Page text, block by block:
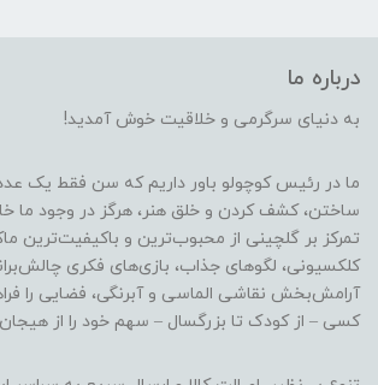
درباره ما
به دنیای سرگرمی و خلاقیت خوش آمدید!
ما در رئیس کوچولو باور داریم که سن فقط یک
ساختن، کشف کردن و خلق هنر، هرگز در وجود ما
تمرکز بر گلچینی از محبوب‌ترین و باکیفیت‌ترین
کلکسیونی، لگوهای جذاب، بازی‌های فکری
آرامش‌بخش نقاشی الماسی و آبرنگی، فضایی را
کسی – از کودک تا بزرگسال – سهم خود را از